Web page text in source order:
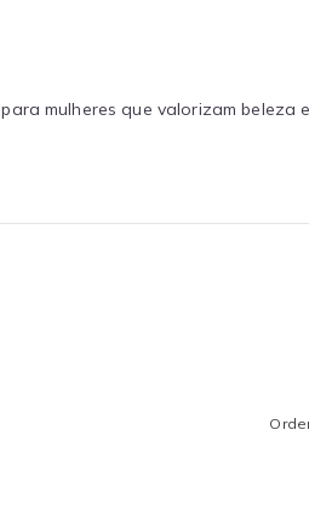
mulheres que valorizam beleza